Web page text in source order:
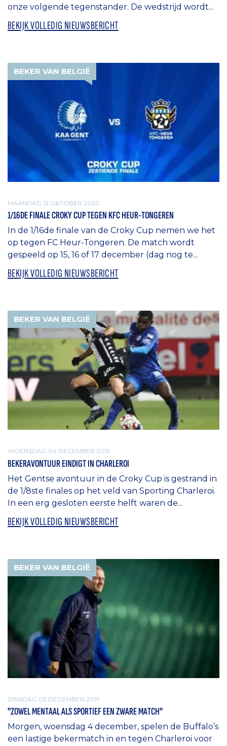
onze volgende tegenstander. De wedstrijd wordt...
BEKIJK VOLLEDIG NIEUWSBERICHT
BEKER VAN BELGIË
MAANDAG 12 OKTOBER 2020
1/16DE FINALE CROKY CUP TEGEN KFC HEUR-TONGEREN
In de 1/16de finale van de Croky Cup nemen we het
op tegen FC Heur-Tongeren. De match wordt
gespeeld op 15, 16 of 17 december (dag nog te...
BEKIJK VOLLEDIG NIEUWSBERICHT
BEKER VAN BELGIË
WOENSDAG 04 DECEMBER 2019
BEKERAVONTUUR EINDIGT IN CHARLEROI
Het Gentse avontuur in de Croky Cup is gestrand in
de 1/8ste finales op het veld van Sporting Charleroi.
In een erg gesloten eerste helft waren de...
BEKIJK VOLLEDIG NIEUWSBERICHT
BEKER VAN BELGIË
DINSDAG 03 DECEMBER 2019
"ZOWEL MENTAAL ALS SPORTIEF EEN ZWARE MATCH"
Morgen, woensdag 4 december, spelen de Buffalo’s
een lastige bekermatch in en tegen Charleroi voor